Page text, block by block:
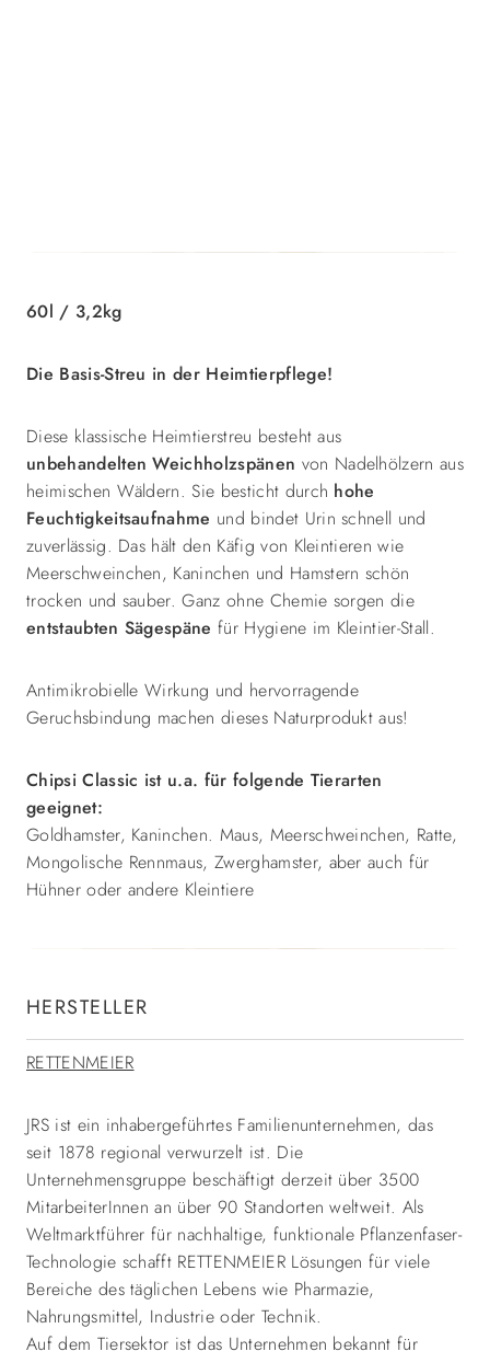
60l / 3,2kg
Die Basis-Streu in der Heimtierpflege!
Diese klassische Heimtierstreu besteht aus
unbehandelten Weichholzspänen von Nadelhölzern aus
heimischen Wäldern. Sie besticht durch hohe
Feuchtigkeitsaufnahme und bindet Urin schnell und
zuverlässig. Das hält den Käfig von Kleintieren wie
Meerschweinchen, Kaninchen und Hamstern schön
trocken und sauber. Ganz ohne Chemie sorgen die
entstaubten Sägespäne für Hygiene im Kleintier-Stall.
Antimikrobielle Wirkung und hervorragende
Geruchsbindung machen dieses Naturprodukt aus!
Chipsi Classic ist u.a. für folgende Tierarten
geeignet:
Goldhamster, Kaninchen. Maus, Meerschweinchen, Ratte,
Mongolische Rennmaus, Zwerghamster, aber auch für
Hühner oder andere Kleintiere
HERSTELLER
RETTENMEIER
JRS ist ein inhabergeführtes Familienunternehmen, das
seit 1878 regional verwurzelt ist. Die
Unternehmensgruppe beschäftigt derzeit über 3500
MitarbeiterInnen an über 90 Standorten weltweit. Als
Weltmarktführer für nachhaltige, funktionale Pflanzenfaser-
Technologie schafft RETTENMEIER Lösungen für viele
Bereiche des täglichen Lebens wie Pharmazie,
Nahrungsmittel, Industrie oder Technik.
Auf dem Tiersektor ist das Unternehmen bekannt für